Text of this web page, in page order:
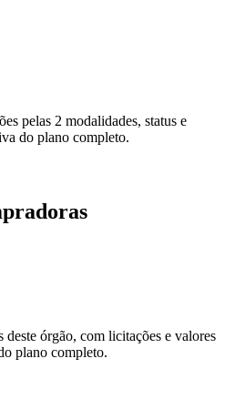
pelas 2 modalidades, status e
do plano completo.
deste órgão, com licitações e valores
plano completo.